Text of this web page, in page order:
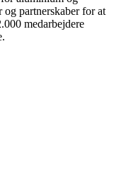
og partnerskaber for at
medarbejdere